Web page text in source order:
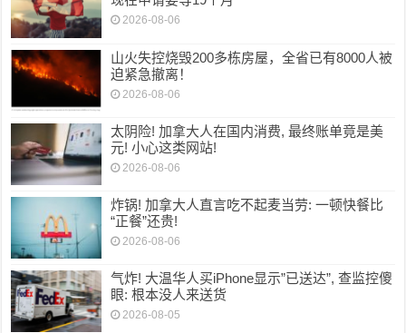
2026-08-06
山火失控烧毁200多栋房屋，全省已有8000人被
迫紧急撤离！
2026-08-06
太阴险! 加拿大人在国内消费, 最终账单竟是美
元! 小心这类网站!
2026-08-06
炸锅! 加拿大人直言吃不起麦当劳: 一顿快餐比
“正餐”还贵!
2026-08-06
气炸! 大温华人买iPhone显示”已送达”, 查监控傻
眼: 根本没人来送货
2026-08-05